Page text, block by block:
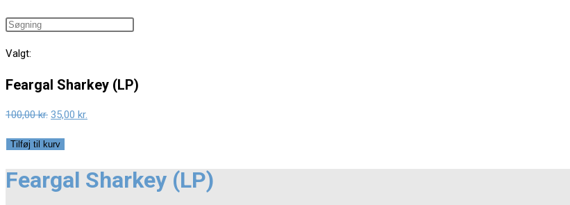
search
Search
website
Valgt:
Feargal Sharkey (LP)
100,00kr. Original
was:
100,00 kr..
35,00 kr.
35,00 kr..
Feargal
(LP)
Tilføj til kurv
Feargal Sharkey (LP)